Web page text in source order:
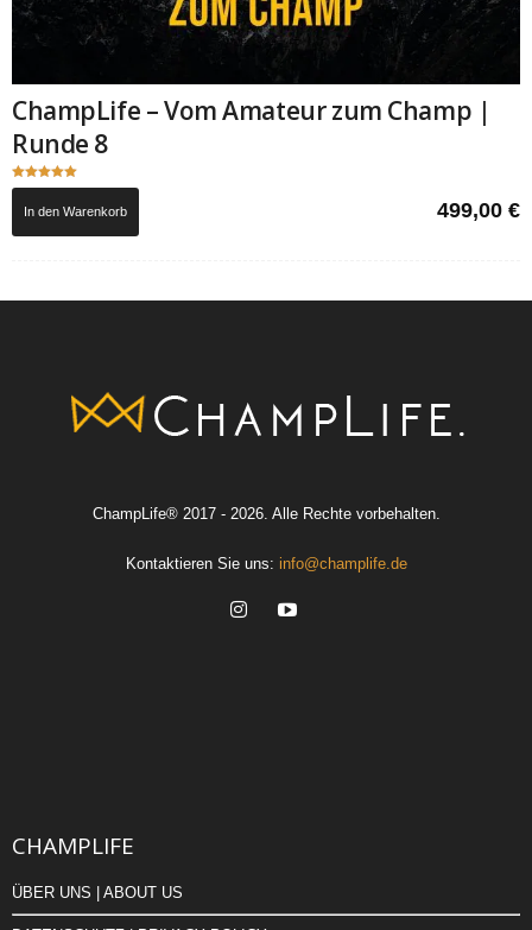
ChampLife – Vom Amateur zum Champ |
Runde 8
Bewertet mit
von 5
499,00 €
In den Warenkorb
ChampLife® 2017 - 2026. Alle Rechte vorbehalten.
Kontaktieren Sie uns: info@champlife.de
CHAMPLIFE
ÜBER UNS | ABOUT US